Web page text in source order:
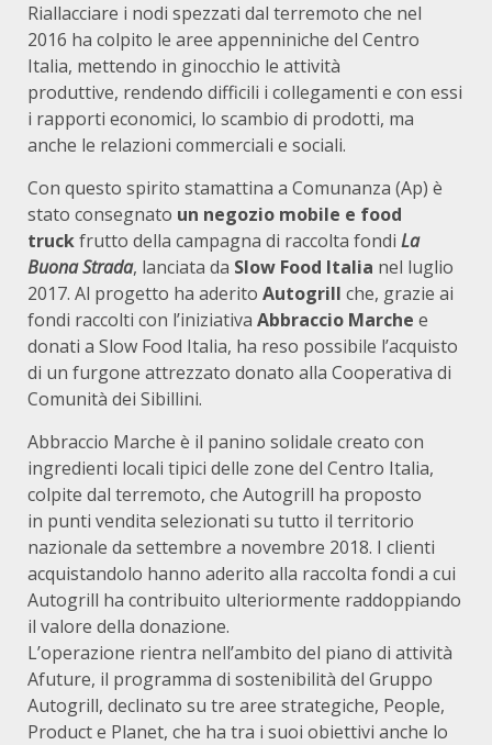
Riallacciare i nodi spezzati dal terremoto che nel
2016 ha colpito le aree appenniniche del Centro
Italia, mettendo in ginocchio le attività
produttive, rendendo difficili i collegamenti e con essi
i rapporti economici, lo scambio di prodotti, ma
anche le relazioni commerciali e sociali.
Con questo spirito stamattina a Comunanza (Ap) è
stato consegnato un negozio mobile e food
truckfrutto della campagna di raccolta fondi La
Buona Strada, lanciata da Slow Food Italia nel luglio
2017. Al progetto ha aderito Autogrill che, grazie ai
fondi raccolti con l’iniziativa Abbraccio Marche e
donati a Slow Food Italia, ha reso possibile l’acquisto
di un furgone attrezzato donato alla Cooperativa di
Comunità dei Sibillini.
Abbraccio Marche è il panino solidale creato con
ingredienti locali tipici delle zone del Centro Italia,
colpite dal terremoto, che Autogrill ha proposto
in punti vendita selezionati su tutto il territorio
nazionale da settembre a novembre 2018. I clienti
acquistandolo hanno aderito alla raccolta fondi a cui
Autogrill ha contribuito ulteriormente raddoppiando
il valore della donazione.
L’operazione rientra nell’ambito del piano di attività
Afuture, il programma di sostenibilità del Gruppo
Autogrill, declinato su tre aree strategiche, People,
Product e Planet, che ha tra i suoi obiettivi anche lo